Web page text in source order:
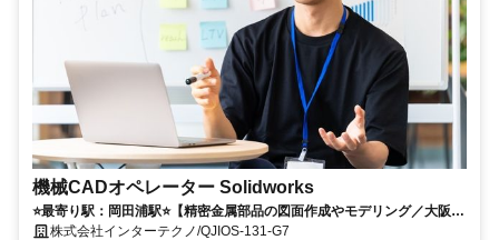
機械CADオペレーター Solidworks
⭐️最寄り駅：岡田浦駅⭐️【精密金属部品の図面作成やモデリング／大阪府
泉南市】機械CADのご経験があればOK／経験ソフトは不問／マイカー
株式会社インターテクノ/QJIOS-131-G7